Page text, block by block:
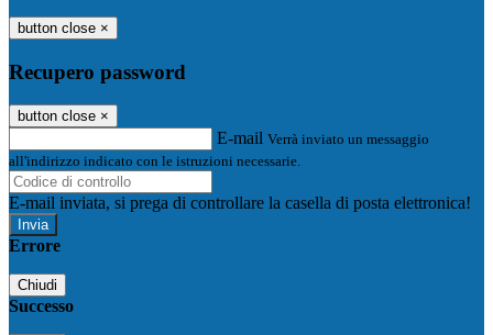
button close ×
Recupero password
button close ×
E-mail Verrà inviato un messaggio
all'indirizzo indicato con le istruzioni necessarie.
E-mail inviata, si prega di controllare la casella di posta elettronica!
Errore
Chiudi
Successo